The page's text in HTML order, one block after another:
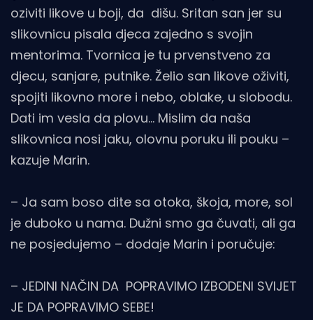
oziviti likove u boji, da dišu. Sritan san jer su
slikovnicu pisala djeca zajedno s svojin
mentorima. Tvornica je tu prvenstveno za
djecu, sanjare, putnike. Želio san likove oživiti,
spojiti likovno more i nebo, oblake, u slobodu.
Dati im vesla da plovu… Mislim da naša
slikovnica nosi jaku, olovnu poruku ili pouku –
kazuje Marin.
– Ja sam boso dite sa otoka, škoja, more, sol
je duboko u nama. Dužni smo ga čuvati, ali ga
ne posjedujemo – dodaje Marin i poručuje:
– JEDINI NAČIN DA POPRAVIMO IZBODENI SVIJET
JE DA POPRAVIMO SEBE!